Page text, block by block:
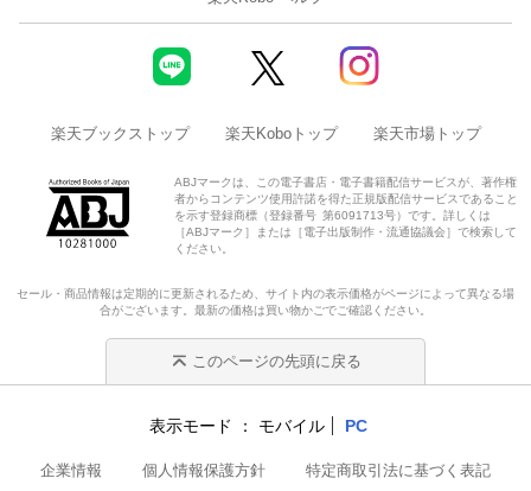
楽天ブックストップ 楽天Koboトップ 楽天市場トップ
ABJマークは、この電子書店・電子書籍配信サービスが、著作権
者からコンテンツ使用許諾を得た正規版配信サービスであること
を示す登録商標（登録番号 第6091713号）です。詳しくは
［ABJマーク］または［電子出版制作・流通協議会］で検索して
ください。
セール・商品情報は定期的に更新されるため、サイト内の表示価格がページによって異なる場
合がございます。最新の価格は買い物かごでご確認ください。
このページの先頭に戻る
表示モード モバイル PC
企業情報 個人情報保護方針 特定商取引法に基づく表記